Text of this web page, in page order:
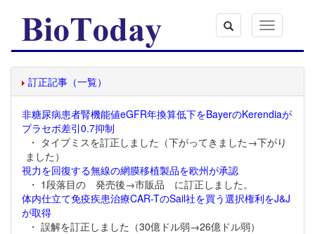
Toggle
navigation
訂正記事（一覧）
非糖尿病患者腎機能値eGFR年換算低下をBayerのKerendiaが
プラセボ差引0.7抑制
・ タイプミスを訂正しました（下がってきました→下がり
ました）
視力を回復する無線の網膜移植製品を欧州が承認
・ 1段落目の 発売後→市販品 に訂正しました。
体内仕立て免疫疾患治療CAR-TのSail社を買う選択権利をJ&J
が取得
・ 誤解を訂正しました（30億ドル弱→26億ドル弱）